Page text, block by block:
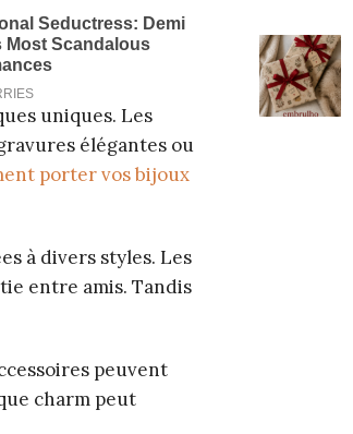
uniques. Les
élégantes ou
porter vos bijoux
à divers styles. Les
entre amis. Tandis
peuvent
charm peut